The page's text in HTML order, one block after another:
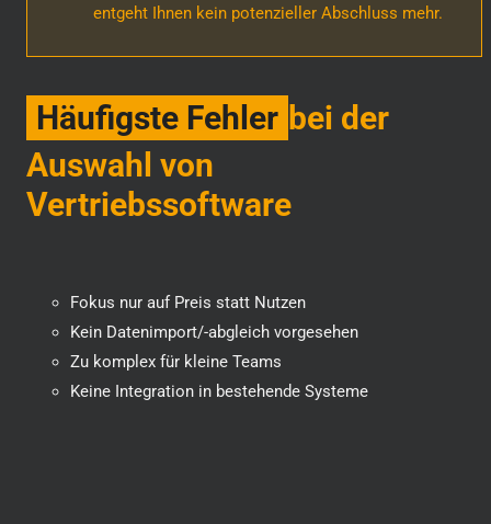
entgeht Ihnen kein potenzieller Abschluss mehr.
Häufigste Fehler bei der
Auswahl von
Vertriebssoftware
Fokus nur auf Preis statt Nutzen
Kein Datenimport/-abgleich vorgesehen
Zu komplex für kleine Teams
Keine Integration in bestehende Systeme